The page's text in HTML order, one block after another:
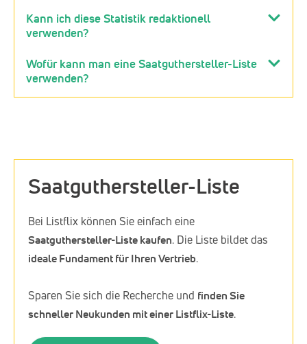
Kann ich diese Statistik redaktionell
verwenden?
Wofür kann man eine Saatguthersteller-Liste
verwenden?
Saatguthersteller-Liste
Bei Listflix können Sie einfach eine
Saatguthersteller-Liste kaufen. Die Liste bildet das
ideale Fundament für Ihren Vertrieb.
Sparen Sie sich die Recherche und finden Sie
schneller Neukunden mit einer Listflix-Liste.